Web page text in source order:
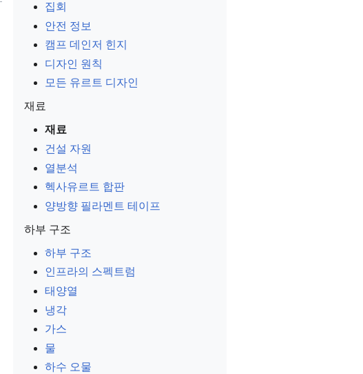
집회
안전 정보
캠프 데인저 힌지
디자인 원칙
모든 유르트 디자인
재료
재료
건설 자원
열분석
헥사유르트 합판
양방향 필라멘트 테이프
하부 구조
하부 구조
인프라의 스펙트럼
태양열
냉각
가스
물
하수 오물